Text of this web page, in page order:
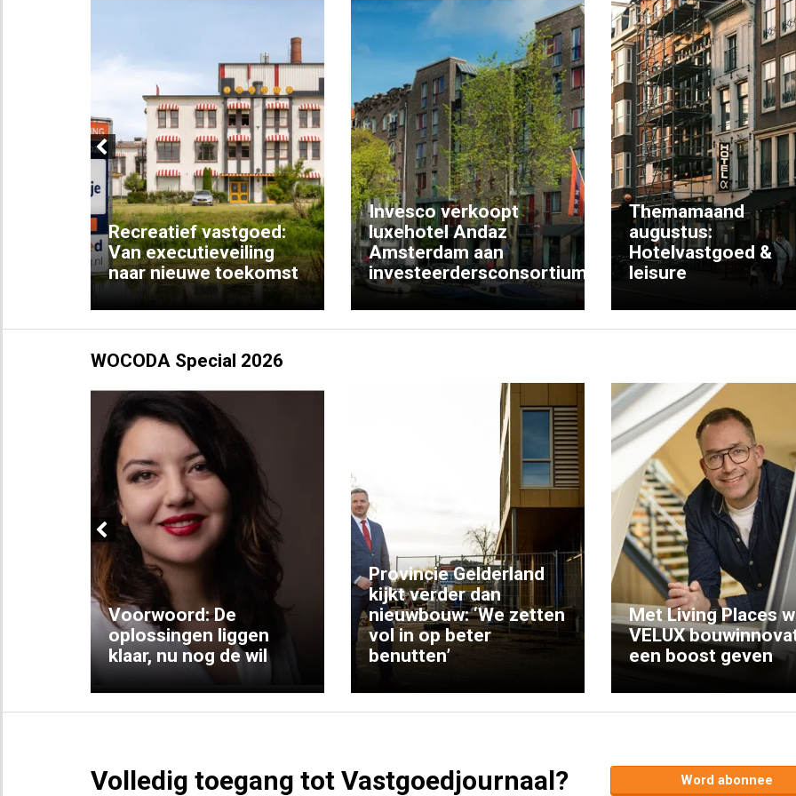
Previous
Recreatief vastgoed:
Van executieveiling
naar nieuwe toekomst
Invesco verkoopt
luxehotel Andaz
Amsterdam aan
investeerdersconsortium
Themamaand
augustus:
Hotelvastgoed &
leisure
WOCODA Special 2026
Previous
Voorwoord: De
oplossingen liggen
klaar, nu nog de wil
Provincie Gelderland
kijkt verder dan
nieuwbouw: ‘We zetten
vol in op beter
benutten’
Met Living Places
VELUX
een boost geven
Volledig toegang tot Vastgoedjournaal? Word abonnee